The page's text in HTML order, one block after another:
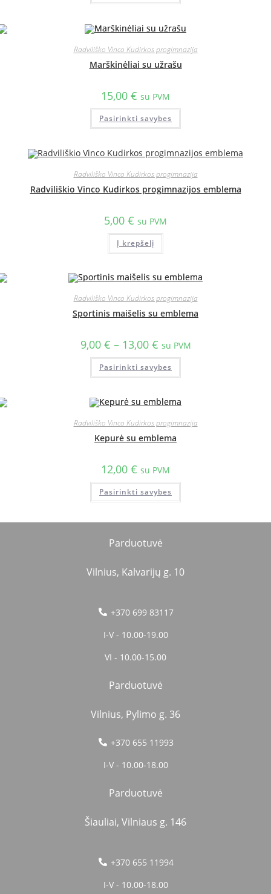
Radviliško Vinco Kudirkos progimnazija
Marškinėliai su užrašu
15,00 € su PVM
Pasirinkti savybes
Radviliško Vinco Kudirkos progimnazija
Radviliškio Vinco Kudirkos progimnazijos emblema
5,00 € su PVM
Į krepšelį
Radviliško Vinco Kudirkos progimnazija
Sportinis maišelis su emblema
9,00 € – 13,00 € su PVM
Pasirinkti savybes
Radviliško Vinco Kudirkos progimnazija
Kepurė su emblema
12,00 € su PVM
Pasirinkti savybes
Parduotuvė
Vilnius, Kalvarijų g. 10
+370 699 83117
I-V - 10.00-19.00
VI - 10.00-15.00
Parduotuvė
Vilnius, Pylimo g. 36
+370 655 11993
I-V - 10.00-18.00
Parduotuvė
Šiauliai, Vilniaus g. 146
+370 655 11994
I-V - 10.00-18.00